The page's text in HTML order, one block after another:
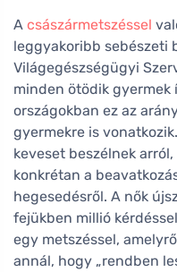
A császármetszéssel
leggyakoribb sebészeti
Világegészségügyi
minden ötödik gyermek
országokban ez az
gyermekre is
keveset beszélnek
konkrétan a
hegesedésről. A nők
fejükben millió
egy metszéssel,
annál, hogy „rendben